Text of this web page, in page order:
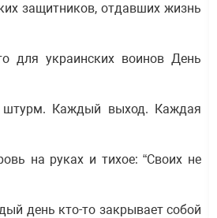
защитников, отдавших жизнь
для украинских воинов День
штурм. Каждый выход. Каждая
на руках и тихое: “Своих не
день кто-то закрывает собой